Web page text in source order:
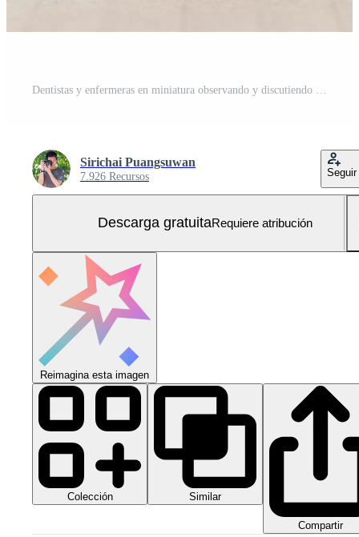
Sirichai Puangsuwan
7.926 Recursos Seguir
Descarga gratuitaRequiere atribución
Reimagina esta imagen
Colección Similar
Compartir